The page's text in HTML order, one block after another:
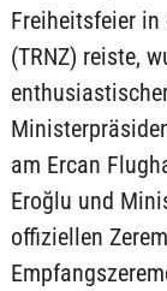
Freiheitsfeier in
(TRNZ) reiste,
am Ercan
Eroğlu und
offiziellen